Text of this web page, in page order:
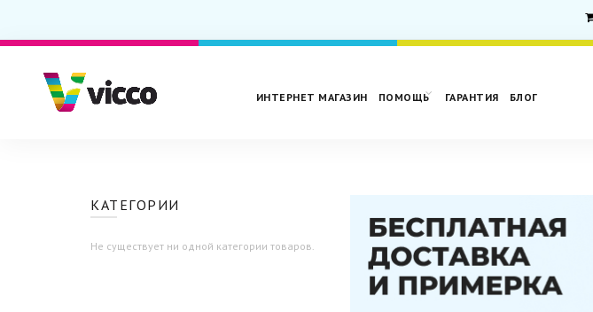
ИНТЕРНЕТ МАГАЗИН ПОМОЩЬ ГАРАНТИЯ БЛОГ
КАТЕГОРИИ
Не существует ни одной категории товаров.